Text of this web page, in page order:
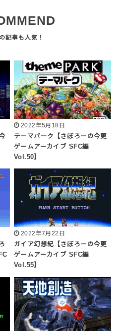
2022年5月18日
テーマパーク【さぼろーの今更
ゲームアーカイブ SFC編
Vol.50】
2022年7月22日
ガイア幻想紀【さぼろーの今更
ゲームアーカイブ SFC編
Vol.55】